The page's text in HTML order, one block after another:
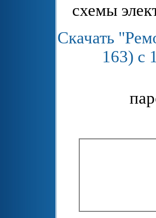
схемы
Скачать
163) c